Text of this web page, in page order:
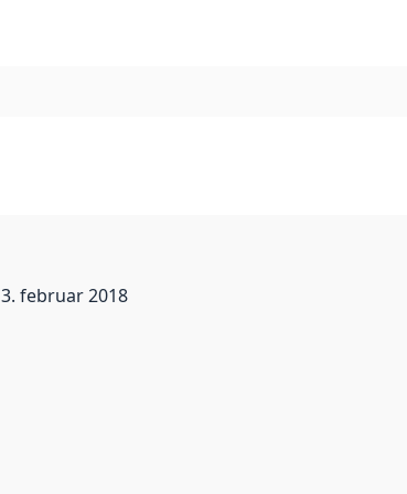
3. februar 2018